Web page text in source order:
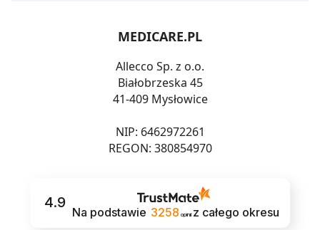
MEDICARE.PL
Allecco Sp. z o.o.
Białobrzeska 45
41-409 Mysłowice
NIP: 6462972261
REGON: 380854970
4.9
Na podstawie 3258 opinii z całego okresu